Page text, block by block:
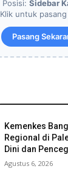
Posisi: Sidebar
Klik untuk
Pasang
Kemenkes
Regional di
Dini dan
Agustus 6, 2026